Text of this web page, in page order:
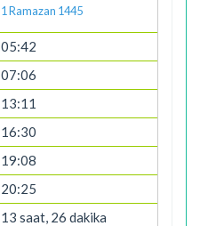
1 Ramazan 1445
05:42
07:06
13:11
16:30
19:08
20:25
13 saat, 26 dakika